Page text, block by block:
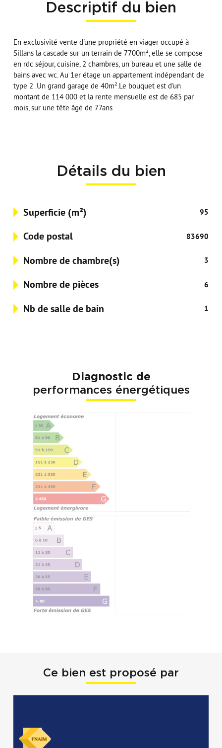
Descriptif du bien
En exclusivité vente d'une propriété en viager occupé à
Sillans la cascade sur un terrain de 7700m², elle se compose
en rdc séjour, cuisine, 2 chambres, un bureau et une salle de
bains avec wc. Au 1er étage un appartement indépendant de
type 2 .Un grand garage de 40m².Le bouquet est d'un
montant de 114 000 et la rente mensuelle est de 685 par
mois, sur une tête âgé de 77ans
Détails du bien
Superficie (m²) 95
Code postal 83690
Nombre de chambre(s) 3
Nombre de pièces 6
Nb de salle de bain 1
Diagnostic de
performances énergétiques
Ce bien est proposé par